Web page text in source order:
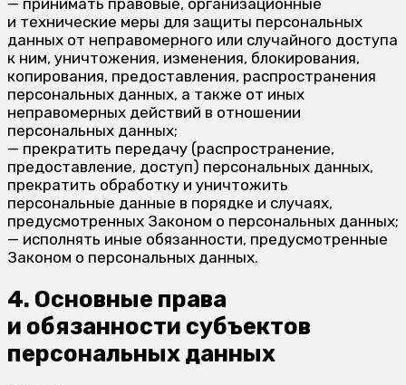
— принимать правовые, организационные
и технические меры для защиты персональных
данных от неправомерного или случайного доступа
к ним, уничтожения, изменения, блокирования,
копирования, предоставления, распространения
персональных данных, а также от иных
неправомерных действий в отношении
персональных данных;
— прекратить передачу (распространение,
предоставление, доступ) персональных данных,
прекратить обработку и уничтожить
персональные данные в порядке и случаях,
предусмотренных Законом о персональных данных;
— исполнять иные обязанности, предусмотренные
Законом о персональных данных.
4. Основные права
и обязанности субъектов
персональных данных